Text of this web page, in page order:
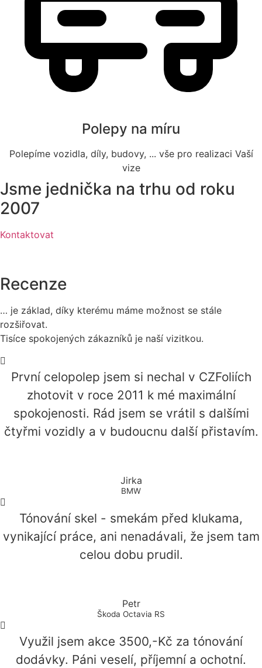
Polepy na míru
Polepíme vozidla, díly, budovy, ... vše pro realizaci Vaší
vize
Jsme jednička na trhu od roku
2007
Kontaktovat
Recenze
… je základ, díky kterému máme možnost se stále
rozšiřovat.
Tisíce spokojených zákazníků je naší vizitkou.
První celopolep jsem si nechal v CZFoliích
zhotovit v roce 2011 k mé maximální
spokojenosti. Rád jsem se vrátil s dalšími
čtyřmi vozidly a v budoucnu další přistavím.
Jirka
BMW
Tónování skel - smekám před klukama,
vynikající práce, ani nenadávali, že jsem tam
celou dobu prudil.
Petr
Škoda Octavia RS
Využil jsem akce 3500,-Kč za tónování
dodávky. Páni veselí, příjemní a ochotní.